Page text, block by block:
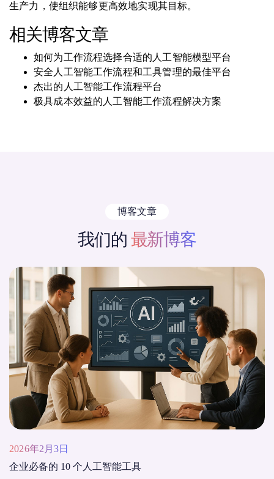
生产力，使组织能够更高效地实现其目标。
相关博客文章
如何为工作流程选择合适的人工智能模型平台
安全人工智能工作流程和工具管理的最佳平台
杰出的人工智能工作流程平台
极具成本效益的人工智能工作流程解决方案
博客文章
我们的 最新博客
2026年2月3日
企业必备的 10 个人工智能工具